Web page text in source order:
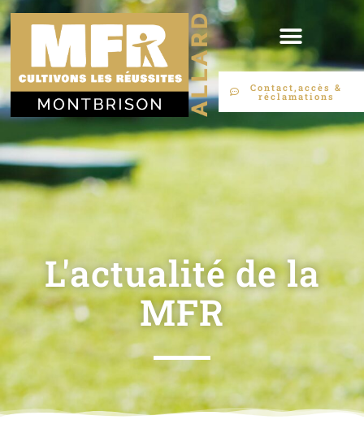
Contact,accès &
réclamations
L'actualité de la
MFR